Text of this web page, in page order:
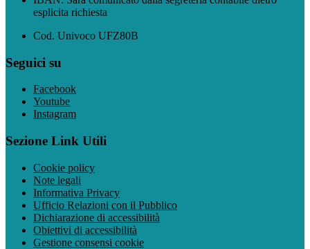
esplicita richiesta
Cod. Univoco UFZ80B
Seguici su
Facebook
Youtube
Instagram
Sezione Link Utili
Cookie policy
Note legali
Informativa Privacy
Ufficio Relazioni con il Pubblico
Dichiarazione di accessibilità
Obiettivi di accessibilità
Gestione consensi cookie